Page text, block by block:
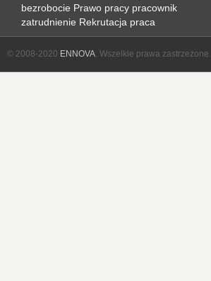
bezrobocie Prawo pracy pracownik
zatrudnienie Rekrutacja praca
© 2008-2020 ENNOVA. Wszelkie prawa zastrzeżone.